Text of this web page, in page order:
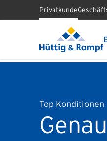
Privatkunde
Top Konditionen